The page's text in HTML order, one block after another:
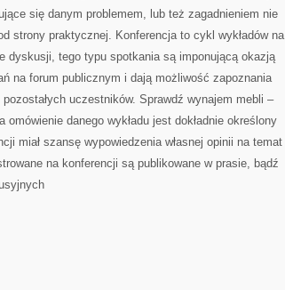
się danym problemem, lub też zagadnieniem nie
strony praktycznej. Konferencja to cykl wykładów na
dyskusji, tego typu spotkania są imponującą okazją
na forum publicznym i dają możliwość zapoznania
uczestników. Sprawdź wynajem mebli –
danego wykładu jest dokładnie określony
miał szansę wypowiedzenia własnej opinii na temat
na konferencji są publikowane w prasie, bądź